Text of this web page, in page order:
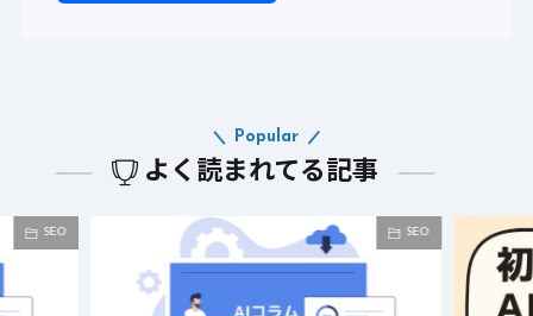
よく読まれてる記事
Popular
SEO SEO